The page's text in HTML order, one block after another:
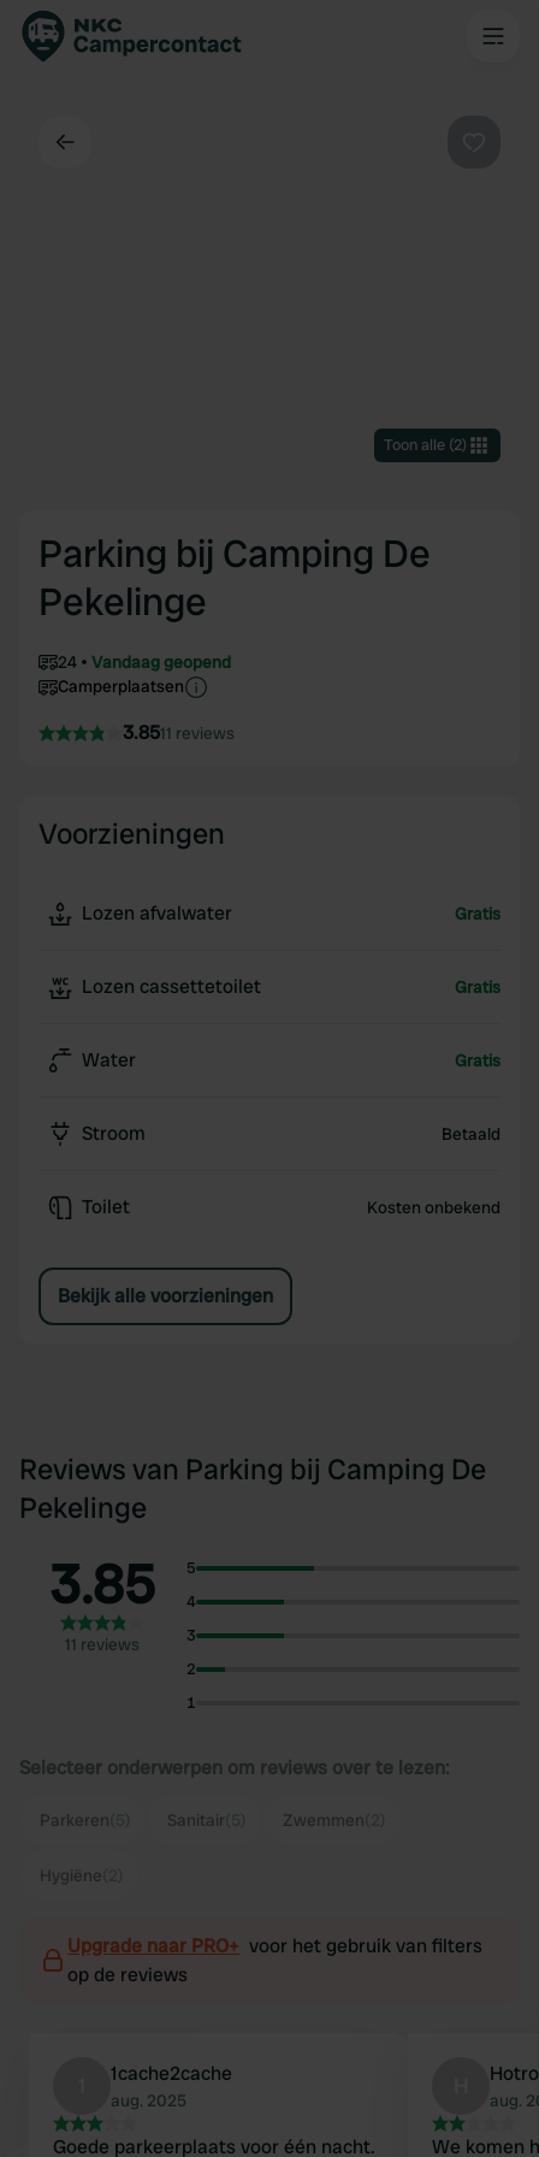
Toon alle(2)
Parking bij Camping De
Pekelinge
24
Vandaag geopend
Camperplaatsen
3.8511 reviews
Voorzieningen
Lozen afvalwater Gratis
Lozen cassettetoilet Gratis
Water Gratis
Stroom Betaald
Toilet Kosten onbekend
Bekijk alle voorzieningen
Reviews van Parking bij Camping De
Pekelinge
3.85
11 reviews
5
4
3
2
1
Selecteer onderwerpen om reviews over te lezen:
Parkeren Sanitair Zwemmen
Hygiëne
Upgrade naar PRO+ voor het gebruik van filters
op de reviews
1cache2cache
aug. 2025
Goede parkeerplaats voor één nacht.
aug.
We komen